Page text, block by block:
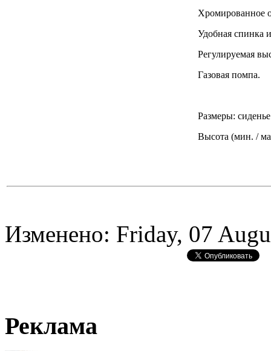
Хромированное
Удобная спинка
Регулируемая
Газовая помпа.
Размеры:
Высота (мин. /
Изменено: Friday, 07
Реклама